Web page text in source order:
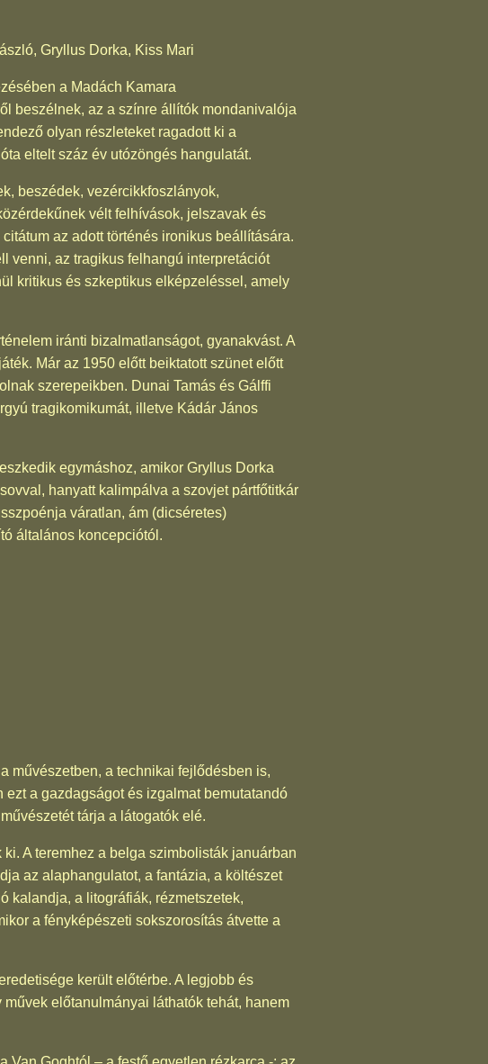
Gryllus Dorka, Kiss Mari
a Madách Kamara
beszélnek, az a színre állítók mondanivalója
olyan részleteket ragadott ki a
eltelt száz év utózöngés hangulatát.
beszédek, vezércikkfoszlányok,
vélt felhívások, jelszavak és
az adott történés ironikus beállítására.
venni, az tragikus felhangú interpretációt
kritikus és szkeptikus elképzeléssel, amely
iránti bizalmatlanságot, gyanakvást. A
Már az 1950 előtt beiktatott szünet előtt
szerepeikben. Dunai Tamás és Gálffi
tragikomikumát, illetve Kádár János
egymáshoz, amikor Gryllus Dorka
hanyatt kalimpálva a szovjet pártfőtitkár
váratlan, ám (dicséretes)
általános koncepciótól.
művészetben, a technikai fejlődésben is,
a gazdagságot és izgalmat bemutatandó
tárja a látogatók elé.
A teremhez a belga szimbolisták januárban
az alaphangulatot, a fantázia, a költészet
kalandja, a litográfiák, rézmetszetek,
a fényképészeti sokszorosítás átvette a
került előtérbe. A legjobb és
előtanulmányai láthatók tehát, hanem